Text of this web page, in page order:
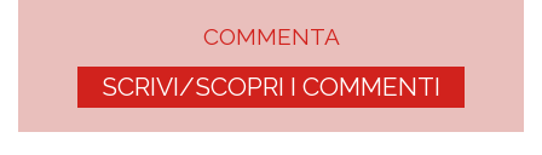
COMMENTA
SCRIVI/SCOPRI I COMMENTI